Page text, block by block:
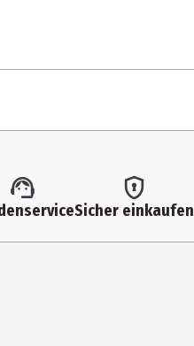
Sicher einkaufen